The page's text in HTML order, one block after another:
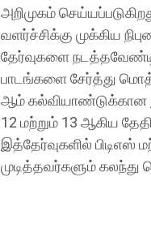
அறிமுகம்
வளர்ச்சிக்கு முக்கிய
தேர்வுகளை
பாடங்களை சேர்த்து
ஆம் கல்வியாண்டுக்கான
12 மற்றும் 13 ஆகிய
இத்தேர்வுகளில் பிடிஎஸ்
முடித்தவர்களும்